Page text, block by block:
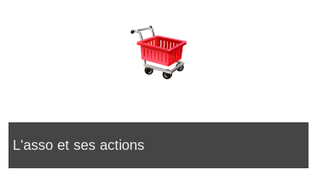
L'asso et ses actions